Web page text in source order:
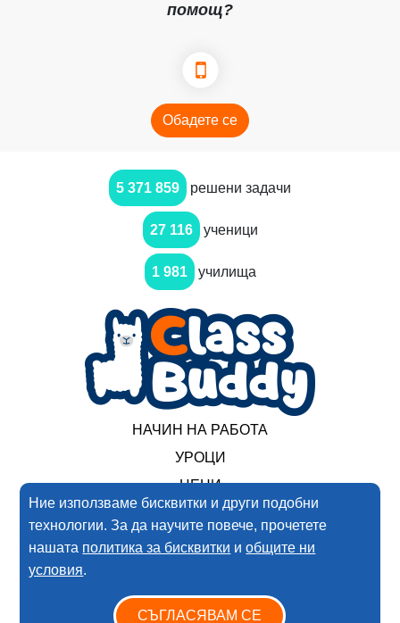
Ние използваме бисквитки и други подобни
технологии. За да научите повече, прочетете
нашата политика за бисквитки иобщите ни
условия.
СЪГЛАСЯВАМ СЕ
помощ?
Обадете се
5 371 859 решени задачи
27 116 ученици
1 981 училища
НАЧИН НА РАБОТА
УРОЦИ
ЦЕНИ
2017-2025 Нимеро ООД. Всички права запазени
Политика за поверителността